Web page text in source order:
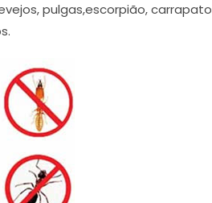
pulgas,escorpião,